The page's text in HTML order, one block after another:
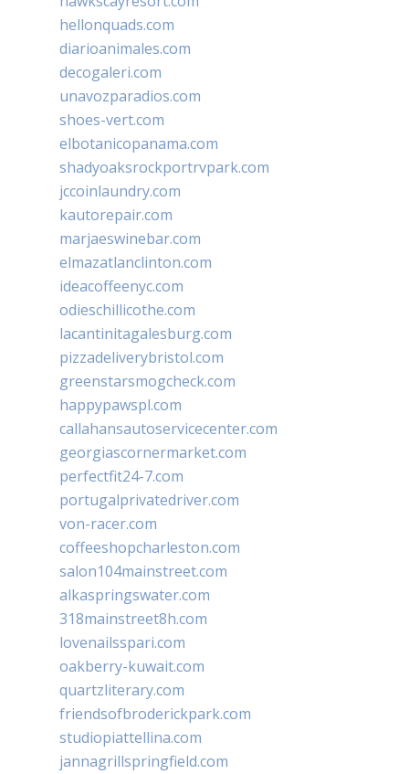
hellonquads.com
diarioanimales.com
decogaleri.com
unavozparadios.com
shoes-vert.com
elbotanicopanama.com
shadyoaksrockportrvpark.com
jccoinlaundry.com
kautorepair.com
marjaeswinebar.com
elmazatlanclinton.com
ideacoffeenyc.com
odieschillicothe.com
lacantinitagalesburg.com
pizzadeliverybristol.com
greenstarsmogcheck.com
happypawspl.com
callahansautoservicecenter.com
georgiascornermarket.com
perfectfit24-7.com
portugalprivatedriver.com
von-racer.com
coffeeshopcharleston.com
salon104mainstreet.com
alkaspringswater.com
318mainstreet8h.com
lovenailsspari.com
oakberry-kuwait.com
quartzliterary.com
friendsofbroderickpark.com
studiopiattellina.com
jannagrillspringfield.com